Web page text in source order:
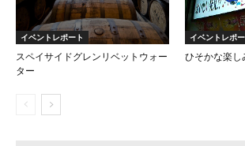
イベントレポート
スペイサイドグレンリベットウォー
ター
イベントレポ
ひそかな楽し